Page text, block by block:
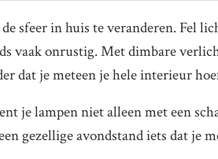
sfeer in huis te veranderen. Fel
vaak onrustig. Met dimbare
dat je meteen je hele interieur
je lampen niet alleen met een
gezellige avondstand iets dat je